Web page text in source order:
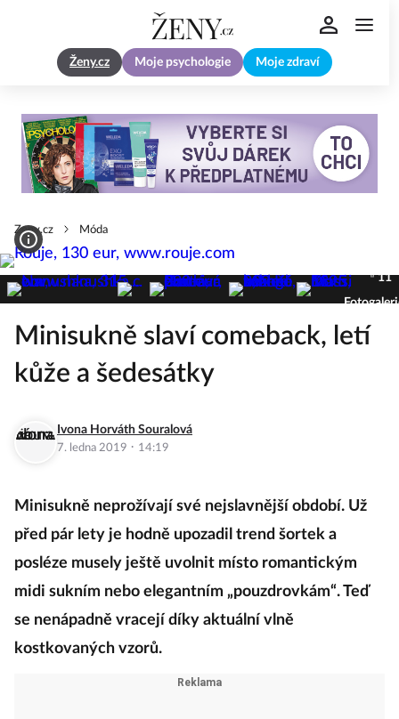
Ženy.cz Moje psychologie Moje zdraví
Zeny.cz Móda
11
Minisukně slaví comeback, letí
kůže a šedesátky
Ivona Horváth Souralová
7. ledna 2019 · 14:19
Minisukně neprožívají své nejslavnější období. Už
před pár lety je hodně upozadil trend šortek a
posléze musely ještě uvolnit místo romantickým
midi sukním nebo elegantním „pouzdrovkám“. Teď
se nenápadně vracejí díky aktuální vlně
kostkovaných vzorů.